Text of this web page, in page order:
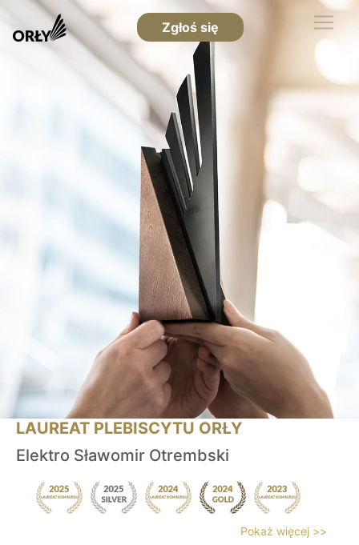
Zgłoś się
LAUREAT PLEBISCYTU ORŁY
Elektro Sławomir Otrembski
Pokaż więcej >>